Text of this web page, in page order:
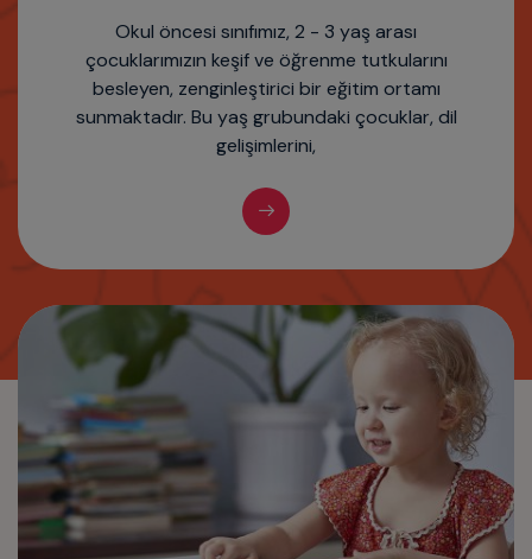
Okul öncesi sınıfımız, 2 - 3 yaş arası
çocuklarımızın keşif ve öğrenme tutkularını
besleyen, zenginleştirici bir eğitim ortamı
sunmaktadır. Bu yaş grubundaki çocuklar, dil
gelişimlerini,